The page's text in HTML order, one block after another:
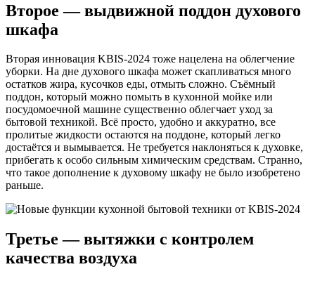
Второе — выдвижной поддон духового
шкафа
Вторая инновация KBIS-2024 тоже нацелена на облегчение
уборки. На дне духового шкафа может скапливаться много
остатков жира, кусочков еды, отмыть сложно. Съёмный
поддон, который можно помыть в кухонной мойке или
посудомоечной машине существенно облегчает уход за
бытовой техникой. Всё просто, удобно и аккуратно, все
пролитые жидкости остаются на поддоне, который легко
достаётся и вымывается. Не требуется наклоняться к духовке,
прибегать к особо сильным химическим средствам. Странно,
что такое дополнение к духовому шкафу не было изобретено
раньше.
Третье — вытяжки с контролем
качества воздуха